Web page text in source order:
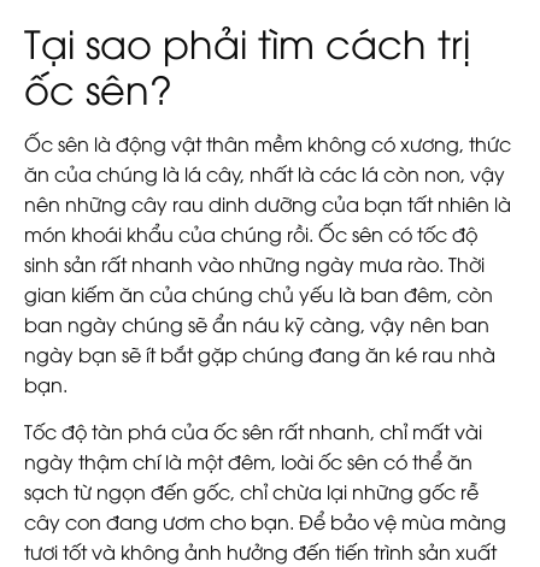
Tại sao phải tìm cách trị
ốc sên?
Ốc sên là động vật thân mềm không có xương, thức
ăn của chúng là lá cây, nhất là các lá còn non, vậy
nên những cây rau dinh dưỡng của bạn tất nhiên là
món khoái khẩu của chúng rồi. Ốc sên có tốc độ
sinh sản rất nhanh vào những ngày mưa rào. Thời
gian kiếm ăn của chúng chủ yếu là ban đêm, còn
ban ngày chúng sẽ ẩn náu kỹ càng, vậy nên ban
ngày bạn sẽ ít bắt gặp chúng đang ăn ké rau nhà
bạn.
Tốc độ tàn phá của ốc sên rất nhanh, chỉ mất vài
ngày thậm chí là một đêm, loài ốc sên có thể ăn
sạch từ ngọn đến gốc, chỉ chừa lại những gốc rễ
cây con đang ươm cho bạn. Để bảo vệ mùa màng
tươi tốt và không ảnh hưởng đến tiến trình sản xuất